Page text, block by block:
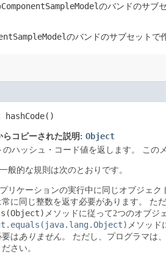
ComponentSampleModel のバンドのサブ
のバンドのサブセットで
らコピーされた説明: Object
ハッシュ・コード値を返します。 この
般的な規則は次のとおりです。
プリケーションの実行中に同じオブジェ
常に同じ整数を返す必要があります。
た
メソッドに従って2つのオブジ
メソッド
はありません。
ただし、プログラマは
さい。